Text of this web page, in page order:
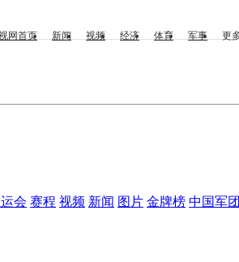
网首页 新闻 视频 经济 体育 军事 更
会 赛程 视频 新闻 图片 金牌榜 中国军团